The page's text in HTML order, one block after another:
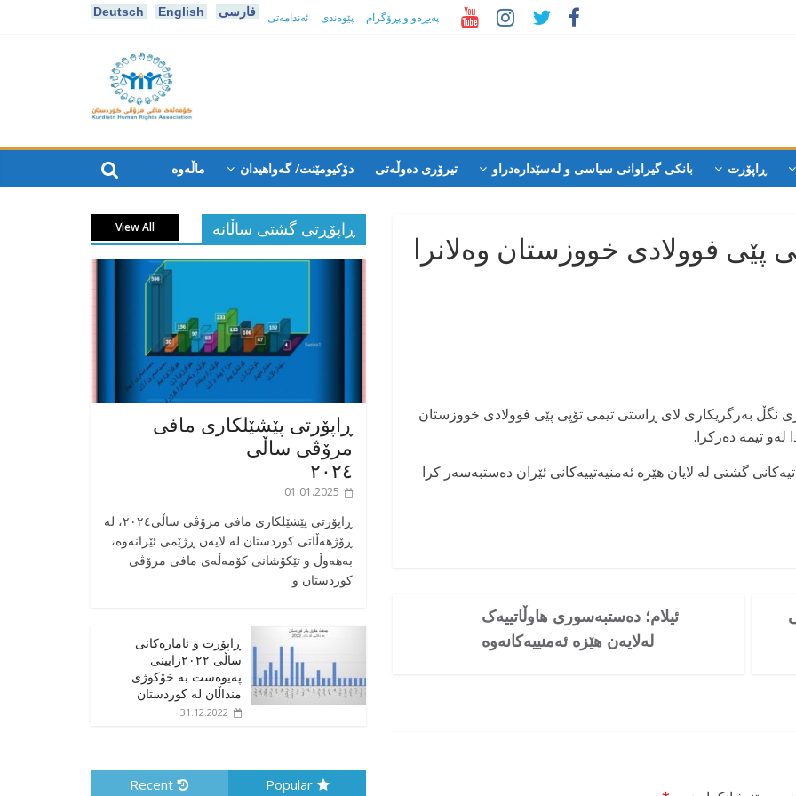
Deutsch English فارسی پەیڕەو و پڕۆگرام پێوەندی ئەندامەتی
كۆمه‌ڵه‌ی
مافی
مرۆڤی
کوردستان
ڕاپۆرت بانکی گیراوانی سیاسی و لەسێدارەدراو تیرۆری دەوڵەتی دۆکیومێنت/ گەواهیدان ماڵەوە
پێی فوولادی خووزستان وەلانرا
نگڵ بەرگریکاری لای ڕاستی تیمی تۆپی پێی فوولادی خووزستان
گشتی لە لایان هێزە ئەمنیەتییەکانی ئێران دەستبەسەر کرا
ئیلام؛ دەستبەسوری هاوڵاتییەک
لەلایەن هێزە ئەمنییەکانەوە
ڕاپۆڕتی گشتی ساڵانه View All
ڕاپۆرتی پێشێلکاری مافی
مرۆڤی ساڵی
٢٠٢٤
01.01.2025
‎ڕاپۆرتی پێشێلکاری مافی مرۆڤی ساڵی٢٠٢٤، له
ڕۆژهەڵاتی کوردستان له لایەن ڕژێمی ئێرانەوە،
بە‎هەوڵ و تێکۆشانی کۆمەڵەی مافی مرۆڤی
کوردستان و
ڕاپۆرت و ئامارەکانی
ساڵی ٢٠٢٢زایینی
پەیوەست بە خۆکوژی
منداڵان لە کوردستان
31.12.2022
Popular
Recent